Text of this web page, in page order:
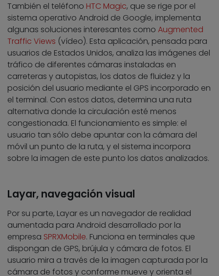
También el teléfono HTC Magic, que se rige por el
sistema operativo Android de Google, implementa
algunas soluciones interesantes como Augmented
Traffic Views (vídeo). Esta aplicación, pensada para
usuarios de Estados Unidos, analiza las imágenes del
tráfico de diferentes cámaras instaladas en
carreteras y autopistas, los datos de fluidez y la
posición del usuario mediante el GPS incorporado en
el terminal. Con estos datos, determina una ruta
alternativa donde la circulación esté menos
congestionada. El funcionamiento es simple: el
usuario tan sólo debe apuntar con la cámara del
móvil un punto de la ruta, y el sistema incorpora
sobre la imagen de este punto los datos analizados.
Layar, navegación visual
Por su parte, Layar es un navegador de realidad
aumentada para Android desarrollado por la
empresa SPRXMobile. Funciona en terminales que
dispongan de GPS, brújula y cámara de fotos. El
usuario mira a través de la imagen capturada por la
cámara de fotos y conforme mueve y orienta el